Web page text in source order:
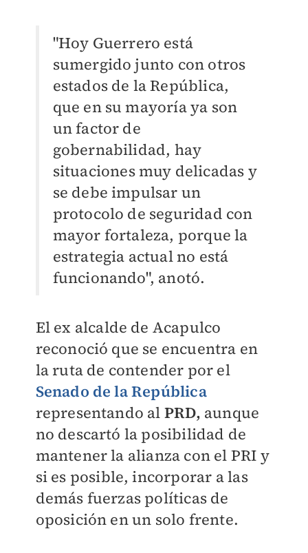
"Hoy Guerrero está
sumergido junto con otros
estados de la República,
que en su mayoría ya son
un factor de
gobernabilidad, hay
situaciones muy delicadas y
se debe impulsar un
protocolo de seguridad con
mayor fortaleza, porque la
estrategia actual no está
funcionando", anotó.
El ex alcalde de Acapulco
reconoció que se encuentra en
la ruta de contender por el
Senado de la República
representando al PRD, aunque
no descartó la posibilidad de
mantener la alianza con el PRI y
si es posible, incorporar a las
demás fuerzas políticas de
oposición en un solo frente.